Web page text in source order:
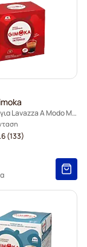
16 κάψουλες για Lavazza A Modo Mio
(133)